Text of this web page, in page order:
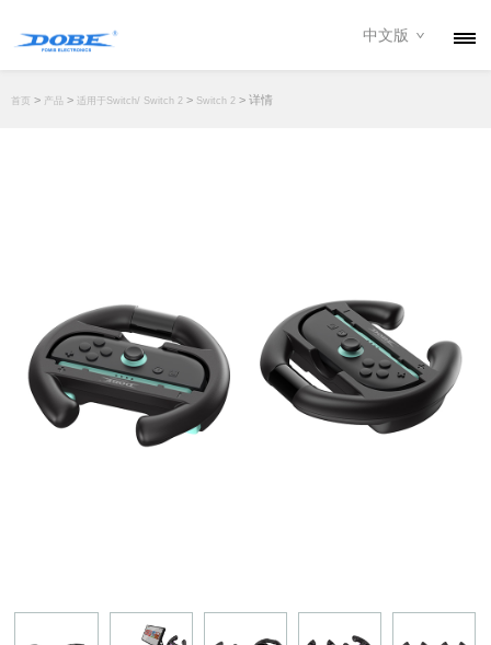
经销商
中文版
首页 > 产品 > 适用于Switch/ Switch 2 > Switch 2 > 详情